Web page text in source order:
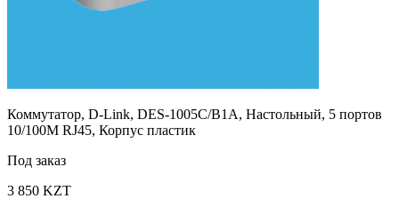
Коммутатор, D-Link, DES-1005C/B1A, Настольный, 5 портов
10/100M RJ45, Корпус пластик
Под заказ
3 850 KZT